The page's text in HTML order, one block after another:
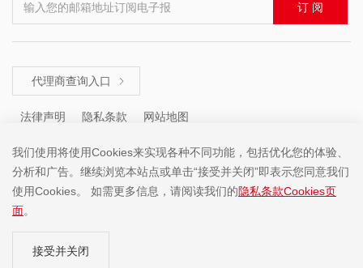
输入您的邮箱地址订阅电子报 订 阅
代理商查询入口 
法律声明 隐私条款 网站地图
咨询热线 ： +86 (755) 8671 5143
我们使用将使用Cookies来实现各种不同功能，包括优化您的体验、
分析和广告。继续浏览本站点或单击“接受并关闭”即表示您同意我们
使用Cookies。 如需更多信息，请阅读我们的隐私条款Cookies页
面。
接受并关闭